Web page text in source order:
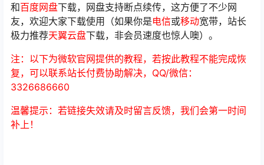
和百度网盘下载，网盘支持断点续传，这方便了不少网
友，欢迎大家下载使用（如果你是电信或移动宽带，站长
极力推荐天翼云盘下载，非会员速度也惊人噢）。
注：以下为微软官网提供的教程，若按此教程不能完成恢
复，可以联系站长付费协助解决，QQ/微信：
3326686660
温馨提示：若链接失效请及时留言反馈，我们会第一时间
补上！